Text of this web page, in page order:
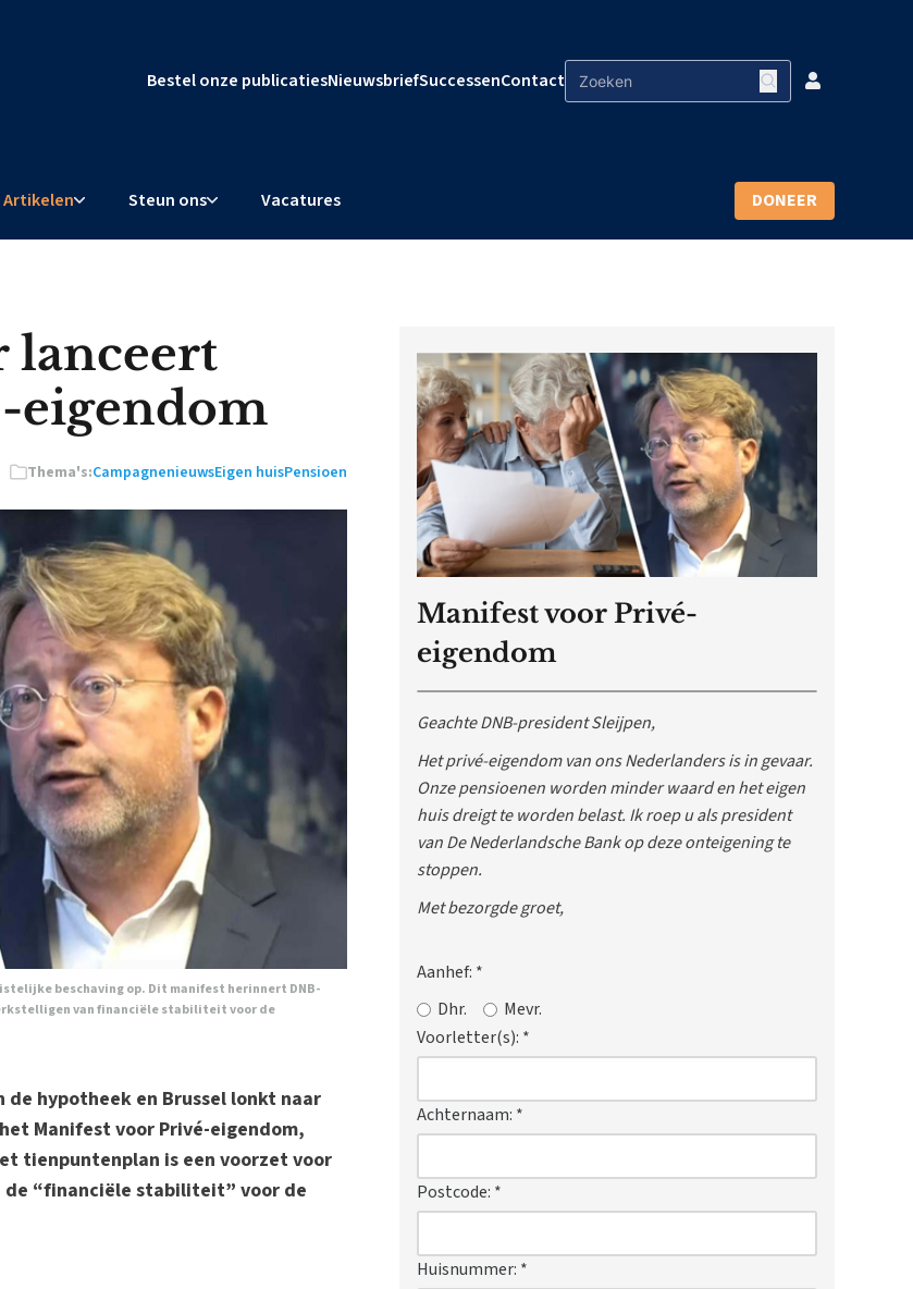
Bestel onze publicatiesNieuwsbriefSuccessenContact
Artikelen Steun ons Vacatures DONEER
lanceert
eigendom
Thema's:CampagnenieuwsEigen huisPensioen
beschaving op. Dit manifest herinnert DNB-
van financiële stabiliteit voor de
hypotheek en Brussel lonkt naar
Manifest voor Privé-eigendom,
tienpuntenplan is een voorzet voor
“financiële stabiliteit” voor de
Manifest voor Privé-
eigendom
Geachte DNB-president Sleijpen,
Het privé-eigendom van ons Nederlanders is in gevaar.
Onze pensioenen worden minder waard en het eigen
huis dreigt te worden belast. Ik roep u als president
van De Nederlandsche Bank op deze onteigening te
stoppen.
Met bezorgde groet,
Aanhef: *
Dhr.
Mevr.
Voorletter(s): *
Achternaam: *
Postcode: *
Huisnummer: *